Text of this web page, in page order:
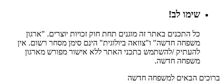
שימו לב!
כל התכנים באתר זה מוגנים תחת חוק זכויות יוצרים. "ארגון
משפחה חדשה" ו"צוואה ביולוגית" הינם סימן מסחר רשום. אין
להעתיק /להשתמש בתכני האתר ללא אישור מפורש מארגון
משפחה חדשה.
ברוכים הבאים למשפחה חדשה